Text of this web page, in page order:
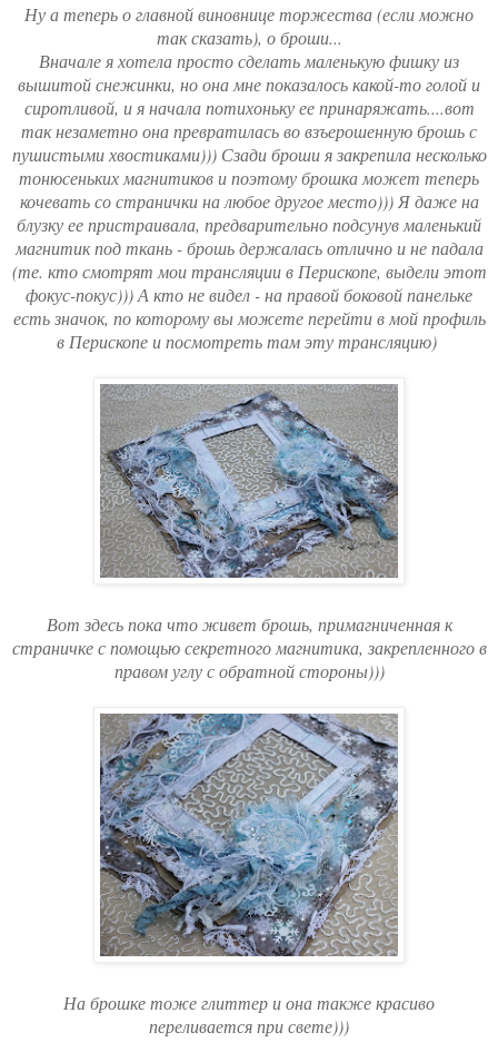
Ну а теперь о главной виновнице торжества (если можно
так сказать), о броши...
Вначале я хотела просто сделать маленькую фишку из
вышитой снежинки, но она мне показалось какой-то голой и
сиротливой, и я начала потихоньку ее принаряжать....вот
так незаметно она превратилась во взъерошенную брошь с
пушистыми хвостиками))) Сзади броши я закрепила несколько
тонюсеньких магнитиков и поэтому брошка может теперь
кочевать со странички на любое другое место))) Я даже на
блузку ее пристраивала, предварительно подсунув маленький
магнитик под ткань - брошь держалась отлично и не падала
(те. кто смотрят мои трансляции в Перископе, выдели этот
фокус-покус))) А кто не видел - на правой боковой панельке
есть значок, по которому вы можете перейти в мой профиль
в Перископе и посмотреть там эту трансляцию)
Вот здесь пока что живет брошь, примагниченная к
страничке с помощью секретного магнитика, закрепленного в
правом углу с обратной стороны)))
На брошке тоже глиттер и она также красиво
переливается при свете)))